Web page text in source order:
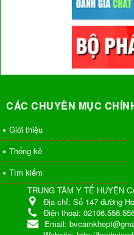
CÁC CHUYÊN MỤC
Giới thiệu
Thống kê
Tìm kiếm
TRUNG TÂM Y TẾ HUYỆN
Địa chỉ: Số 147 đường
Điện thoại:
Email: